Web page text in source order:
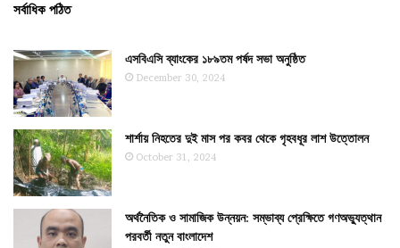
সর্বাধিক পঠিত
এসবিএসি ব্যাংকের ১৮৯তম পর্ষদ সভা অনুষ্ঠিত
December 30, 2024
শার্শায় নিহতের দুই মাস পর কবর থেকে গৃহবধূর লাশ উত্তোলন
October 31, 2024
অর্থনৈতিক ও সামাজিক উন্নয়ন: সম্ভাব্য প্রেক্ষিতে গণঅভ্যুত্থান
পরবর্তী নতুন বাংলাদেশ